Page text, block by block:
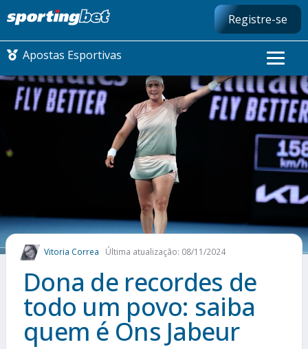
Registre-se
Apostas Esportivas
CONMEBOL LIBERTADORES
FUTEBOL NACIONAL
FUTEBOL INTERNACIONAL
COMO APOSTAR
MAIS ESPORTES
Vitoria Correa Última atualização: 08/11/2024
Dona de recordes de
todo um povo: saiba
quem é Ons Jabeur